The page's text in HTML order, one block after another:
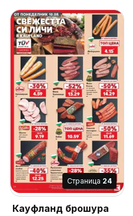
Cтраница 24
Кауфланд брошура